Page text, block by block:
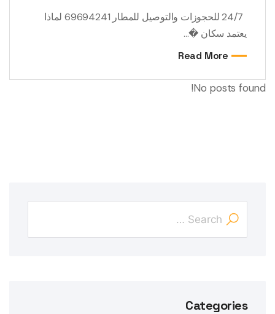
24/7 للحجوزات والتوصيل للمطار 69694241 لماذا
يعتمد سكان �...
Read More
No posts found!
Categories